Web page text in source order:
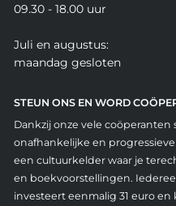
09.30 - 18.00 uur
Juli en augustus:
maandag gesloten
STEUN ONS EN WORD
Dankzij onze vele coöperanten
onafhankelijke en
een cultuurkelder waar je
en boekvoorstellingen.
investeert eenmalig 31 euro